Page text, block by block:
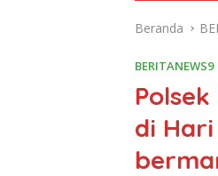
Beranda
BERITANEWS9
di